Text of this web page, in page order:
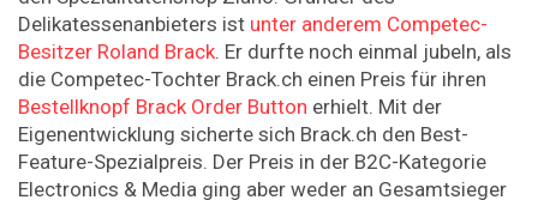
Delikatessenanbieters ist unter anderem Competec-
Besitzer Roland Brack. Er durfte noch einmal jubeln, als
die Competec-Tochter Brack.ch einen Preis für ihren
Bestellknopf Brack Order Button erhielt. Mit der
Eigenentwicklung sicherte sich Brack.ch den Best-
Feature-Spezialpreis. Der Preis in der B2C-Kategorie
Electronics & Media ging aber weder an Gesamtsieger